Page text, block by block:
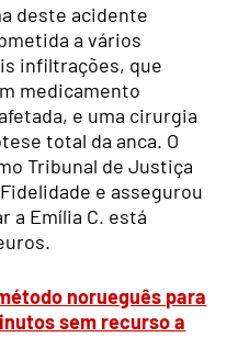
deste acidente
a vários
infiltrações, que
medicamento
e uma cirurgia
total da anca. O
Tribunal de Justiça
e assegurou
a Emília C. está
norueguês para
sem recurso a